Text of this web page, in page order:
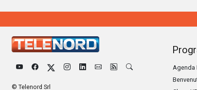
© Telenord Srl
Agenda